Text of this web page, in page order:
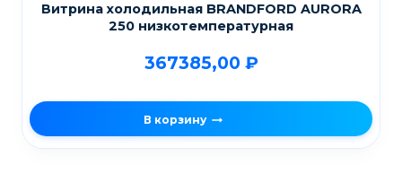
Витрина холодильная BRANDFORD AURORA
250 низкотемпературная
367385,00 ₽
В корзину